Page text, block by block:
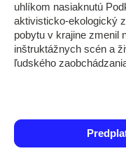
uhlíkom nasiaknutú
aktivisticko-ekologický
pobytu v krajine zmenil
inštruktážnych scén a
ľudského